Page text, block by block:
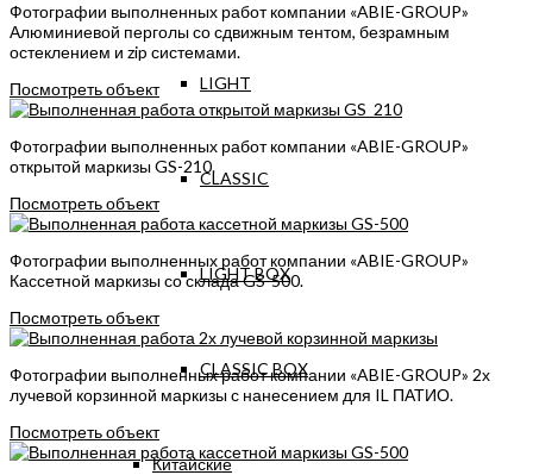
LIGHT
CLASSIC
LIGHT BOX
CLASSIC BOX
Китайские
Фотографии выполненных работ компании «ABIE-GROUP»
Алюминиевой перголы со сдвижным тентом, безрамным
остеклением и zip системами.
Посмотреть объект
Фотографии выполненных работ компании «ABIE-GROUP»
открытой маркизы GS-210.
Посмотреть объект
Фотографии выполненных работ компании «ABIE-GROUP»
Кассетной маркизы со склада GS-500.
Посмотреть объект
Фотографии выполненных работ компании «ABIE-GROUP» 2х
лучевой корзинной маркизы с нанесением для IL ПАТИО.
Посмотреть объект